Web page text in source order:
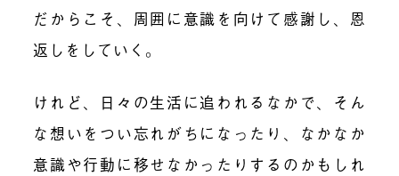
だからこそ、周囲に意識を向けて感謝し、恩
返しをしていく。
けれど、日々の生活に追われるなかで、そん
な想いをつい忘れがちになったり、なかなか
意識や行動に移せなかったりするのかもしれ